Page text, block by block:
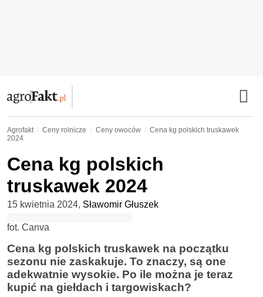
Agrofakt Ceny rolnicze Ceny owoców
Cena kg polskich truskawek
2024
Cena kg polskich
truskawek 2024
15 kwietnia 2024, Sławomir Głuszek
fot. Canva
Cena kg polskich truskawek na początku
sezonu nie zaskakuje. To znaczy, są one
adekwatnie wysokie. Po ile można je teraz
kupić na giełdach i targowiskach?